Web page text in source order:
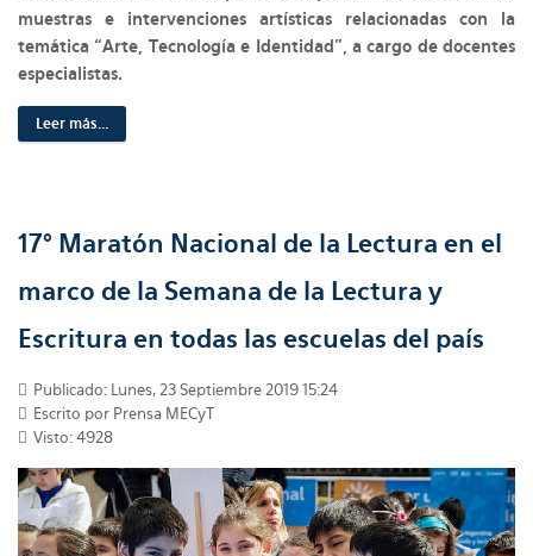
muestras e intervenciones artísticas relacionadas con la
temática “Arte, Tecnología e Identidad”, a cargo de docentes
especialistas.
Leer más...
17° Maratón Nacional de la Lectura en el
marco de la Semana de la Lectura y
Escritura en todas las escuelas del país
Publicado: Lunes, 23 Septiembre 2019 15:24
Escrito por Prensa MECyT
Visto: 4928